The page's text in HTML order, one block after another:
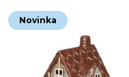
Novinka